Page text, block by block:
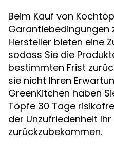
Beim Kauf von
Garantiebedingungen
Hersteller bieten eine
sodass Sie die
bestimmten Frist
sie nicht Ihren
GreenKitchen haben
Töpfe 30 Tage
der Unzufriedenheit Ihr
zurückzubekommen.